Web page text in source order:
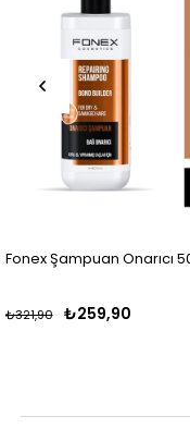
Fonex Şampuan Onarıcı
₺259,90
₺321,90